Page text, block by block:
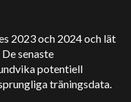
2023 och 2024 och lät
senaste
potentiell
träningsdata.